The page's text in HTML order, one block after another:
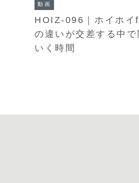
動画
HOIZ-096｜ホイホ
の違いが交差する中
いく時間